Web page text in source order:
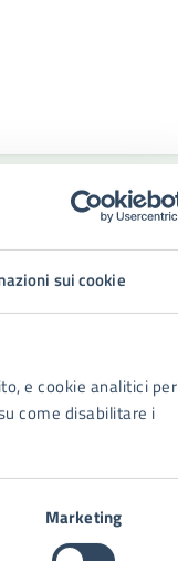
sui cookie
e cookie analitici per
come disabilitare i
Marketing